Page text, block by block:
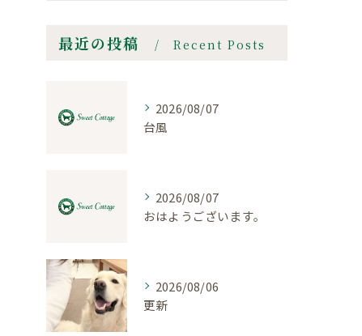
最近の投稿 Recent Posts
2026/08/07
台風
2026/08/07
おはようございます。
2026/08/06
更新